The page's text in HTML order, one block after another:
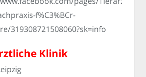
f%C3%BCr-
319308721508060?sk=info
Klinik